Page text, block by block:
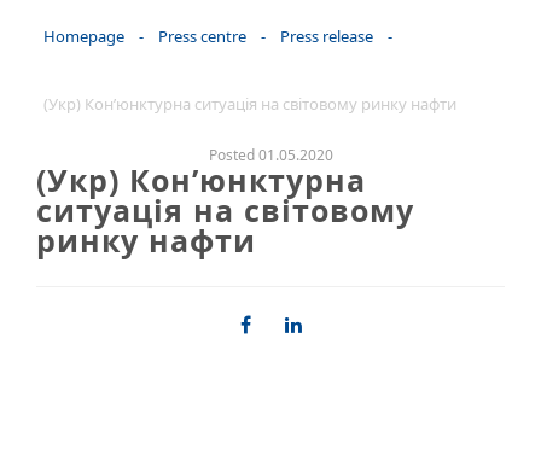
Homepage - Press centre - Press release -
(Укр) Кон’юнктурна ситуація на світовому ринку нафти
Posted 01.05.2020
(Укр) Кон’юнктурна
ситуація на світовому
ринку нафти